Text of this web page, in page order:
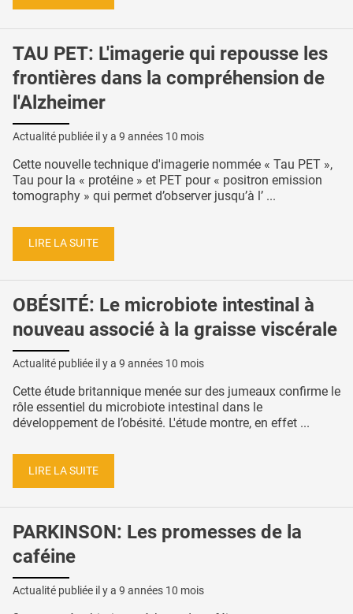
TAU PET: L'imagerie qui repousse les
frontières dans la compréhension de
l'Alzheimer
Actualité publiée il y a 9 années 10 mois
Cette nouvelle technique d'imagerie nommée « Tau PET »,
Tau pour la « protéine » et PET pour « positron emission
tomography » qui permet d’observer jusqu’à l’ ...
LIRE LA SUITE
OBÉSITÉ: Le microbiote intestinal à
nouveau associé à la graisse viscérale
Actualité publiée il y a 9 années 10 mois
Cette étude britannique menée sur des jumeaux confirme le
rôle essentiel du microbiote intestinal dans le
développement de l’obésité. L'étude montre, en effet ...
LIRE LA SUITE
PARKINSON: Les promesses de la
caféine
Actualité publiée il y a 9 années 10 mois